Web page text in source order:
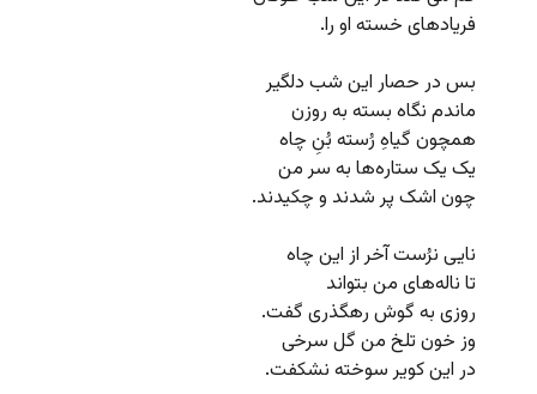
فریادهای خسته او را.
بس در حصار این شب دلگیر
ماندم نگاه بسته به روزن
همچون گیاهِ رُسته بُنِ چاه
یک یک ستاره‌ها به سر من
چون اشک پر شدند و چکیدند.
نایی نرُست آخر از این چاه
تا ناله‌های من بتواند
روزی به گوش رهگذری گفت.
وز خون تلخ من گل سرخی
در این کویر سوخته نشکفت.